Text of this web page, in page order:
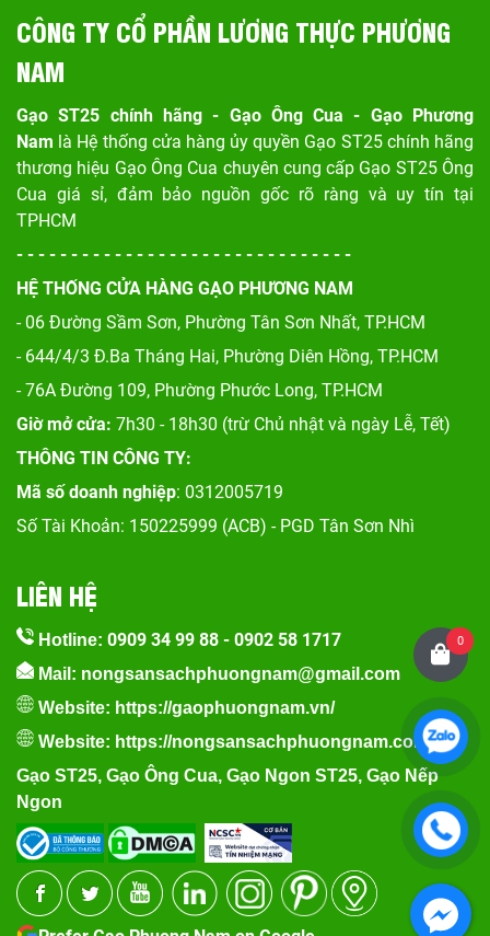
CÔNG TY CỔ PHẦN LƯƠNG THỰC PHƯƠNG
NAM
Gạo ST25 chính hãng - Gạo Ông Cua - Gạo Phương
Nam là Hệ thống cửa hàng ủy quyền Gạo ST25 chính hãng
thương hiệu Gạo Ông Cua chuyên cung cấp Gạo ST25 Ông
Cua giá sỉ, đảm bảo nguồn gốc rõ ràng và uy tín tại
TPHCM
- - - - - - - - - - - - - - - - - - - - - - - - - - - - - - -
HỆ THỐNG CỬA HÀNG GẠO PHƯƠNG NAM
- 06 Đường Sầm Sơn, Phường Tân Sơn Nhất, TP.HCM
- 644/4/3 Đ.Ba Tháng Hai, Phường Diên Hồng, TP.HCM
- 76A Đường 109, Phường Phước Long, TP.HCM
Giờ mở cửa: 7h30 - 18h30 (trừ Chủ nhật và ngày Lễ, Tết)
THÔNG TIN CÔNG TY:
Mã số doanh nghiệp: 0312005719
Số Tài Khoản: 150225999 (ACB) - PGD Tân Sơn Nhì
LIÊN HỆ
Hotline: 0909 34 99 88 - 0902 58 1717
Mail: nongsansachphuongnam@gmail.com
Website: https://gaophuongnam.vn/
Website: https://nongsansachphuongnam.com
Gạo ST25, Gạo Ông Cua, Gạo Ngon ST25, Gạo Nếp
Ngon
0